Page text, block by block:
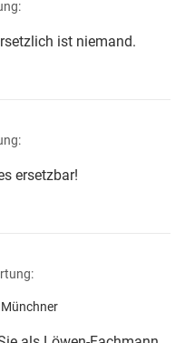
ist niemand.
ersetzbar!